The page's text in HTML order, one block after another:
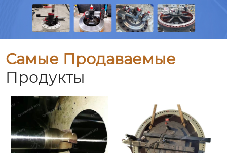
Самые Продаваемые
Продукты